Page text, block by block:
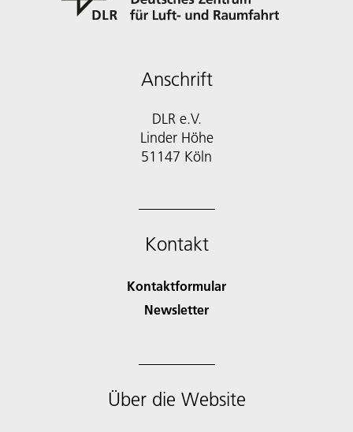
Anschrift
DLR e.V.
Linder Höhe
51147 Köln
Kontakt
Kontaktformular
Newsletter
Über die Website